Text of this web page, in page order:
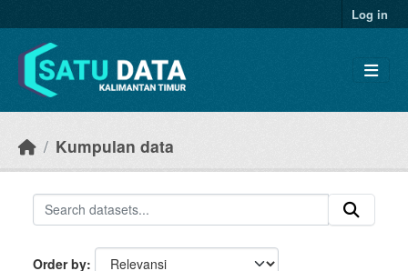
Log in
Kumpulan data
Order by